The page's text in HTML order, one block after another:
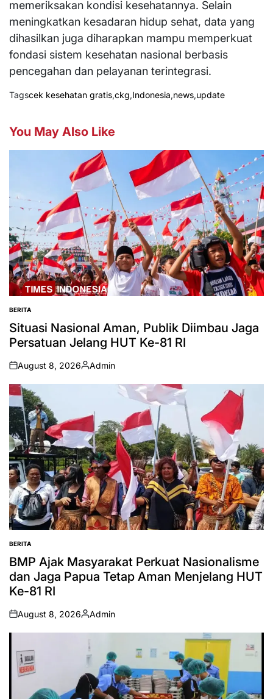
memeriksakan kondisi kesehatannya. Selain
meningkatkan kesadaran hidup sehat, data yang
dihasilkan juga diharapkan mampu memperkuat
fondasi sistem kesehatan nasional berbasis
pencegahan dan pelayanan terintegrasi.
Tagscek kesehatan gratis,ckg,Indonesia,news,update
You May Also Like
POSTED
IN
BERITA
Situasi Nasional Aman, Publik Diimbau Jaga
Persatuan Jelang HUT Ke-81 RI
on
August 8, 2026
Posted
by
Admin
POSTED
IN
BERITA
BMP Ajak Masyarakat Perkuat Nasionalisme
dan Jaga Papua Tetap Aman Menjelang HUT
Ke-81 RI
on
August 8, 2026
Posted
by
Admin